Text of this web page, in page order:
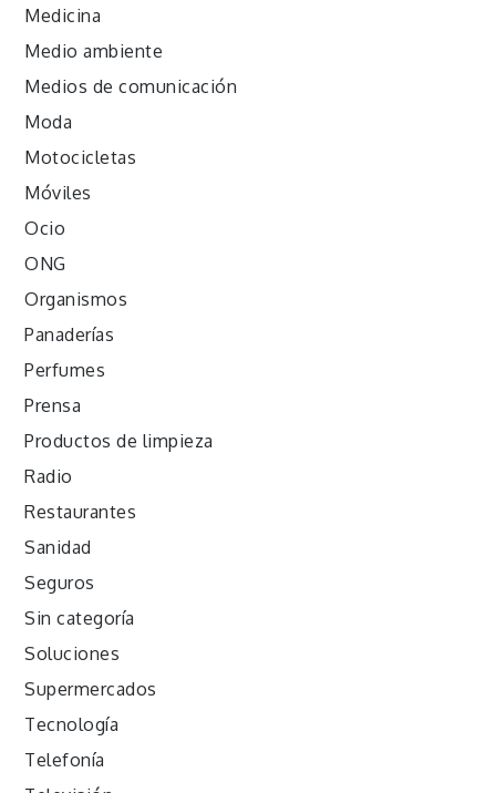
Medicina
Medio ambiente
Medios de comunicación
Moda
Motocicletas
Móviles
Ocio
ONG
Organismos
Panaderías
Perfumes
Prensa
Productos de limpieza
Radio
Restaurantes
Sanidad
Seguros
Sin categoría
Soluciones
Supermercados
Tecnología
Telefonía